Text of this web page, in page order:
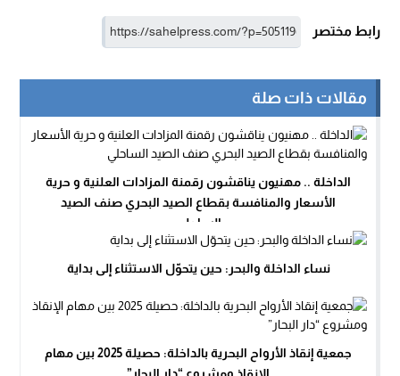
رابط مختصر
مقالات ذات صلة
الداخلة .. مهنيون يناقشون رقمنة المزادات العلنية و حرية
الأسعار والمنافسة بقطاع الصيد البحري صنف الصيد
الساحلي
نساء الداخلة والبحر: حين يتحوّل الاستثناء إلى بداية
جمعية إنقاذ الأرواح البحرية بالداخلة: حصيلة 2025 بين مهام